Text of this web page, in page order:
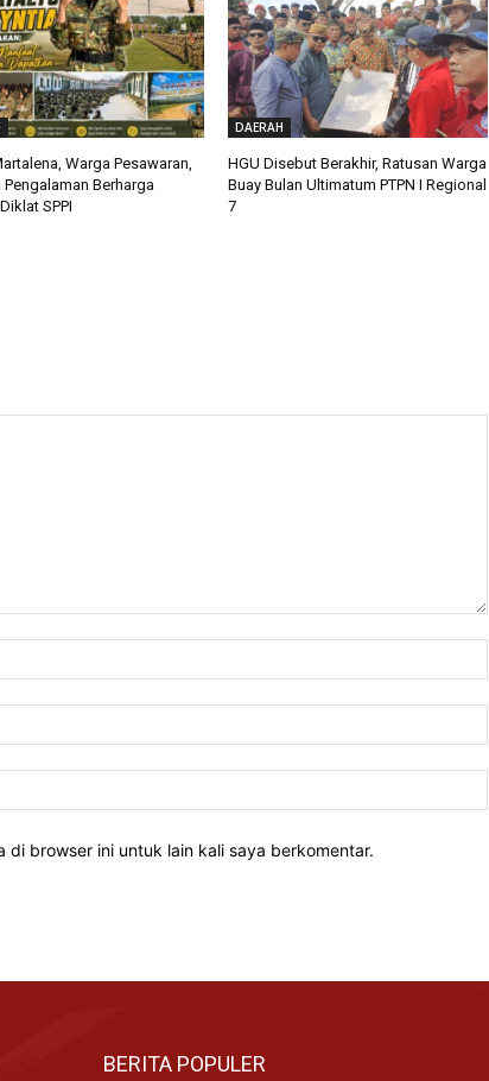
Warga Pesawaran,
Berharga
SPPI
DAERAH
HGU Disebut Berakhir, Ratusan Warga
Buay Bulan Ultimatum PTPN I Regional
7
di browser ini untuk lain kali saya berkomentar.
BERITA POPULER